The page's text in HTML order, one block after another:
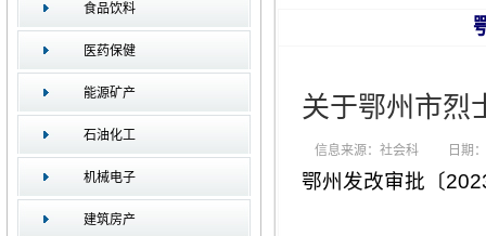
食品饮料
医药保健
能源矿产
石油化工
机械电子
建筑房产
关于鄂州市烈
信息来源：社会科 日期
鄂州发改审批〔